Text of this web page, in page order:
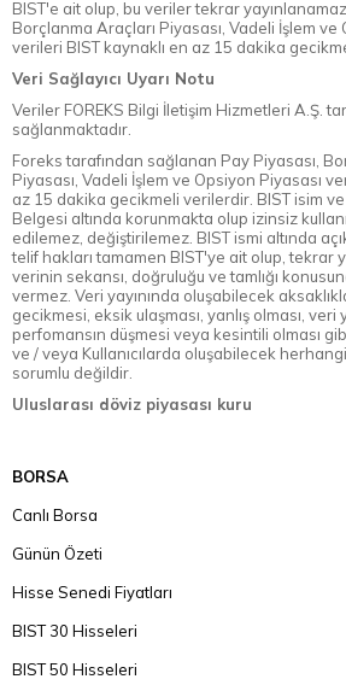
BIST'e ait olup, bu veriler tekrar
Borçlanma Araçları Piyasası, Vadeli İşlem ve
verileri BIST kaynaklı en az 15 dakika
Veri Sağlayıcı Uyarı Notu
Veriler FOREKS Bilgi İletişim Hizmetleri A.Ş.
sağlanmaktadır.
Foreks tarafından sağlanan Pay Piyasası,
Piyasası, Vadeli İşlem ve Opsiyon Piyasası
az 15 dakika gecikmeli verilerdir. BIST isim
Belgesi altında korunmakta olup izinsiz
edilemez, değiştirilemez. BIST ismi altında
telif hakları tamamen BIST'ye ait olup, tekrar
verinin sekansı, doğruluğu ve tamlığı
vermez. Veri yayınında oluşabilecek
gecikmesi, eksik ulaşması, yanlış olması, veri
perfomansın düşmesi veya kesintili olması
ve / veya Kullanıcılarda oluşabilecek
sorumlu değildir.
Uluslarası döviz piyasası kuru
BORSA
Canlı Borsa
Günün Özeti
Hisse Senedi Fiyatları
BIST 30 Hisseleri
BIST 50 Hisseleri